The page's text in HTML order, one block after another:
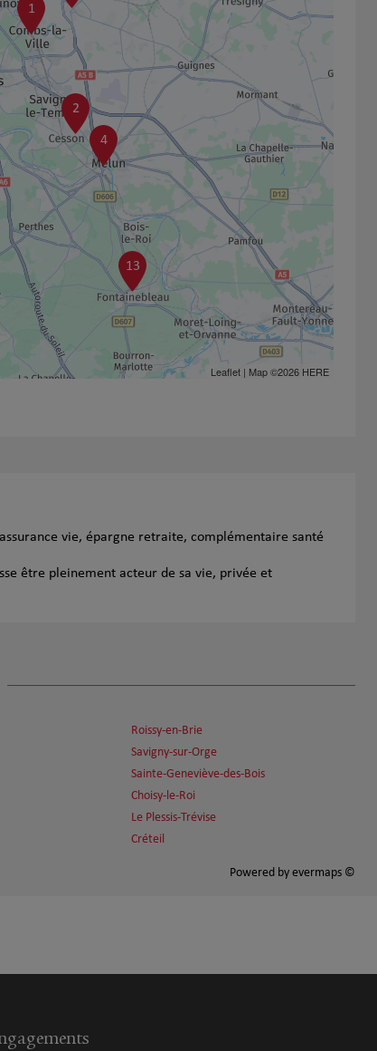
13
4
2
1
Leaflet| Map ©2026 HERE
vie, épargne retraite, complémentaire santé
être pleinement acteur de sa vie, privée et
Roissy-en-Brie
Savigny-sur-Orge
Sainte-Geneviève-des-Bois
Choisy-le-Roi
Le Plessis-Trévise
Créteil
Powered by evermaps ©